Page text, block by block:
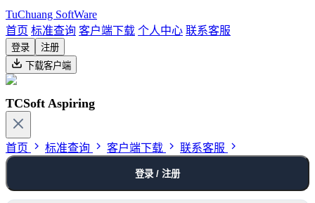
TuChuang SoftWare
首页 标准查询 客户端下载 个人中心 联系客服
登录
注册
下载客户端
TCSoft Aspiring
首页 标准查询 客户端下载 联系客服
登录 / 注册